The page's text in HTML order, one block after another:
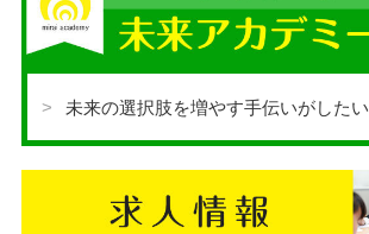
未来の選択肢を増やす手伝いがしたい